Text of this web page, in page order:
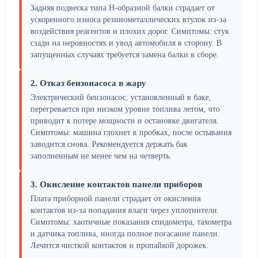
Задняя подвеска типа H-образной балки страдает от
ускоренного износа резинометаллических втулок из-за
воздействия реагентов и плохих дорог. Симптомы: стук
сзади на неровностях и увод автомобиля в сторону. В
запущенных случаях требуется замена балки в сборе.
2. Отказ бензонасоса в жару
Электрический бензонасос, установленный в баке,
перегревается при низком уровне топлива летом, что
приводит к потере мощности и остановке двигателя.
Симптомы: машина глохнет в пробках, после остывания
заводится снова. Рекомендуется держать бак
заполненным не менее чем на четверть.
3. Окисление контактов панели приборов
Плата приборной панели страдает от окисления
контактов из-за попадания влаги через уплотнители.
Симптомы: хаотичные показания спидометра, тахометра
и датчика топлива, иногда полное погасание панели.
Лечится чисткой контактов и пропайкой дорожек.